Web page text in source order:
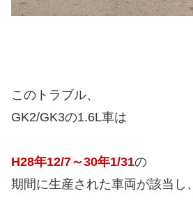
このトラブル、
GK2/GK3の1.6L車は
H28年12/7～30年1/31の
期間に生産された車両が該当し、